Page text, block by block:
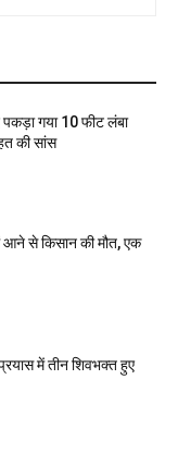
गया 10 फीट लंबा
की सांस
आने से किसान की मौत, एक
में तीन शिवभक्त हुए